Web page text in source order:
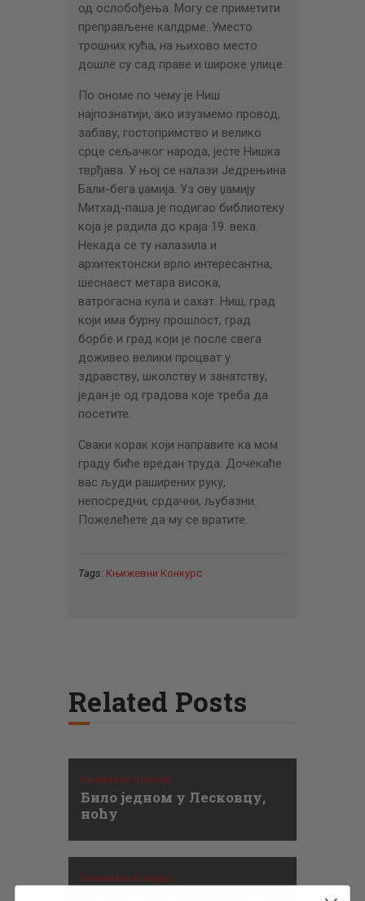
од ослобођења. Могу се приметити
преправљене калдрме. Уместо
трошних кућа, на њихово место
дошле су сад праве и широке улице.
По ономe по чему је Ниш
најпознатији, ако изузмемо провод,
забаву, гостопримство и велико
срце сељачког народа, јесте Нишка
тврђава. У њој се налази Једрењина
Бали-бега џамија. Уз ову џамију
Митхад-паша је подигао библиотеку
која је радила до краја 19. века.
Некада се ту налазила и
архитектонски врло интересантна,
шеснаест метара висока,
ватрогасна кула и сахат. Ниш, град
који има бурну прошлост, град
борбе и град који је после свега
доживео велики процват у
здравству, школству и занатству,
један је од градова које треба да
посетите.
Сваки корак који направите ка мом
граду биће вредан труда. Дочекаће
вас људи раширених руку,
непосредни, срдачни, љубазни.
Пожелећете да му се вратите.
Tags: Књижевни Конкурс
Related Posts
Књижевни Конкурс
Било једном у Лесковцу,
ноћу
Књижевни Конкурс